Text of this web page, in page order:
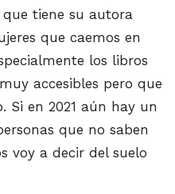
tiene su autora
que caemos en
los libros
accesibles pero que
Si en 2021 aún hay un
que no saben
voy a decir del suelo